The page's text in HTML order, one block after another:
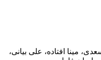
مینا افتاده، علی بیانی،